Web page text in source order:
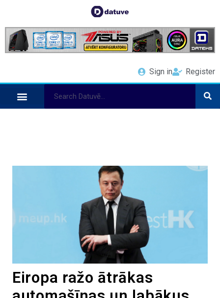
Sign in Register
Eiropa ražo ātrākas